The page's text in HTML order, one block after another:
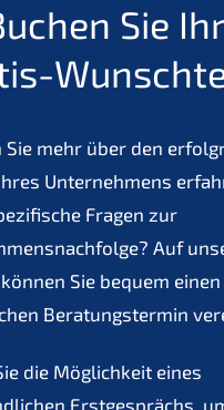
Sie
Sie mehr über den
Unternehmens
Fragen zur
Auf
Sie bequem einen
Beratungstermin
die Möglichkeit eines
Erstgesprächs,